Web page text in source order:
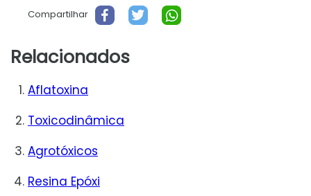
Compartilhar
Relacionados
Aflatoxina
Toxicodinâmica
Agrotóxicos
Resina Epóxi